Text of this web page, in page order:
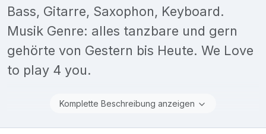
Bass, Gitarre, Saxophon, Keyboard.
Musik Genre: alles tanzbare und gern
gehörte von Gestern bis Heute. We Love
to play 4 you.
Komplette Beschreibung anzeigen